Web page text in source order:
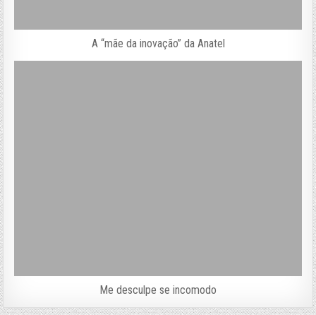
A “mãe da inovação” da Anatel
Me desculpe se incomodo